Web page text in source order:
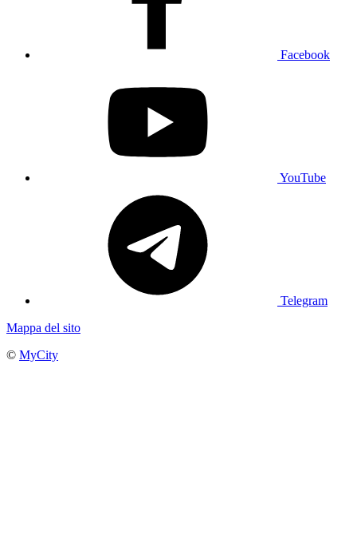
Facebook
YouTube
Telegram
Mappa del sito
© MyCity